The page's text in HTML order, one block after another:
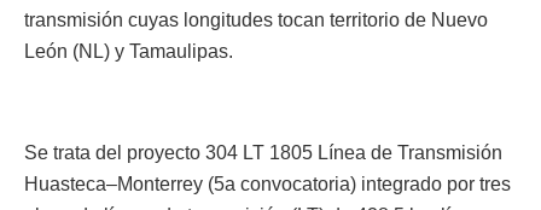
transmisión cuyas longitudes tocan territorio de Nuevo
León (NL) y Tamaulipas.
Se trata del proyecto 304 LT 1805 Línea de Transmisión
Huasteca–Monterrey (5a convocatoria) integrado por tres